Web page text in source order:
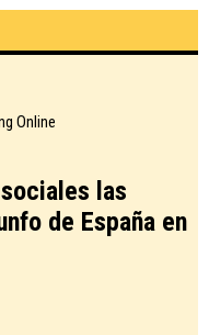
Online
las
de España en